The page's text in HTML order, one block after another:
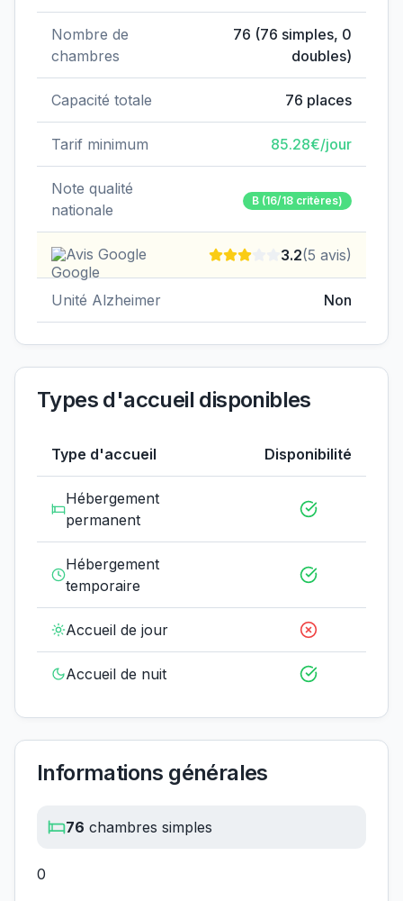
Nombre de
chambres
76 (76 simples, 0
doubles)
Capacité totale 76 places
Tarif minimum 85.28€/jour
Note qualité
nationale
B (16/18 critères)
Avis Google 3.2(5 avis)
Unité Alzheimer Non
Types d'accueil disponibles
Type d'accueil Disponibilité
Hébergement
permanent
Hébergement
temporaire
Accueil de jour
Accueil de nuit
Informations générales
76 chambres simples
0